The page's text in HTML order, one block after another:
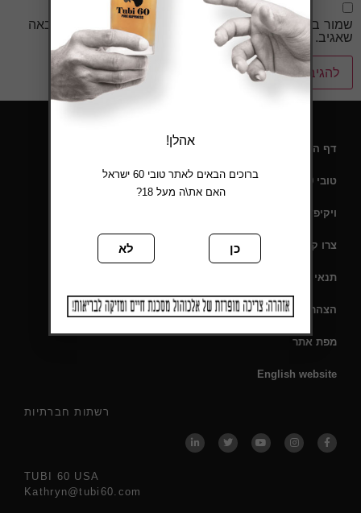
שמור בדפדפן זה את השם, האימייל והאתר שלי לפעם הבאה
שאגיב.
רשתות חברתיות
TUBI 60 USA
Kathryn@tubi60.com
דף הבית
טובי 60 – תעודת כשרות
ויקיפדיה
צרו קשר
תנאי שימוש
הצהרת נגישות
מפת אתר
English website
אהלן!
ברוכים הבאים לאתר טובי 60 ישראל
האם את\ה מעל 18?
כן לא